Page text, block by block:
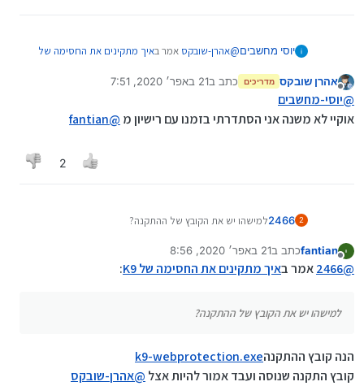
יוסי מחשבים@אהרן-שובקס אמר באיך מתקינים את החסימה של
אני ניסיתי ולא קיבלתי שום רישיון למייל!
מוזר מאד, הרגע ניסיתי וקבלתי (מומלץ ללחוץ על
אהרן שובקס מדריכים כתב ב21 באפר׳ 2020, 7:51
נערך לאחרונה על ידי
@יוסי-מחשבים
אוקיי לא משנה אני הסתדרתי בזמנו עם רישיון מ @
fantian
2
2
2466למישהו יש את הקובץ של ההתקנה?
מנותק
fantianכתב ב21 באפר׳ 2020, 8:56
נערך לאחרונה על ידי fantian
@
2466אמר באיך מתקינים את החסימה של K9 :
למישהו יש את הקובץ של ההתקנה?
הנה קובץ ההתקנהk9-webprotection.exe
קובץ התקנה שנוסה ועבד אמור להיות אצל @אהרן-שובקס